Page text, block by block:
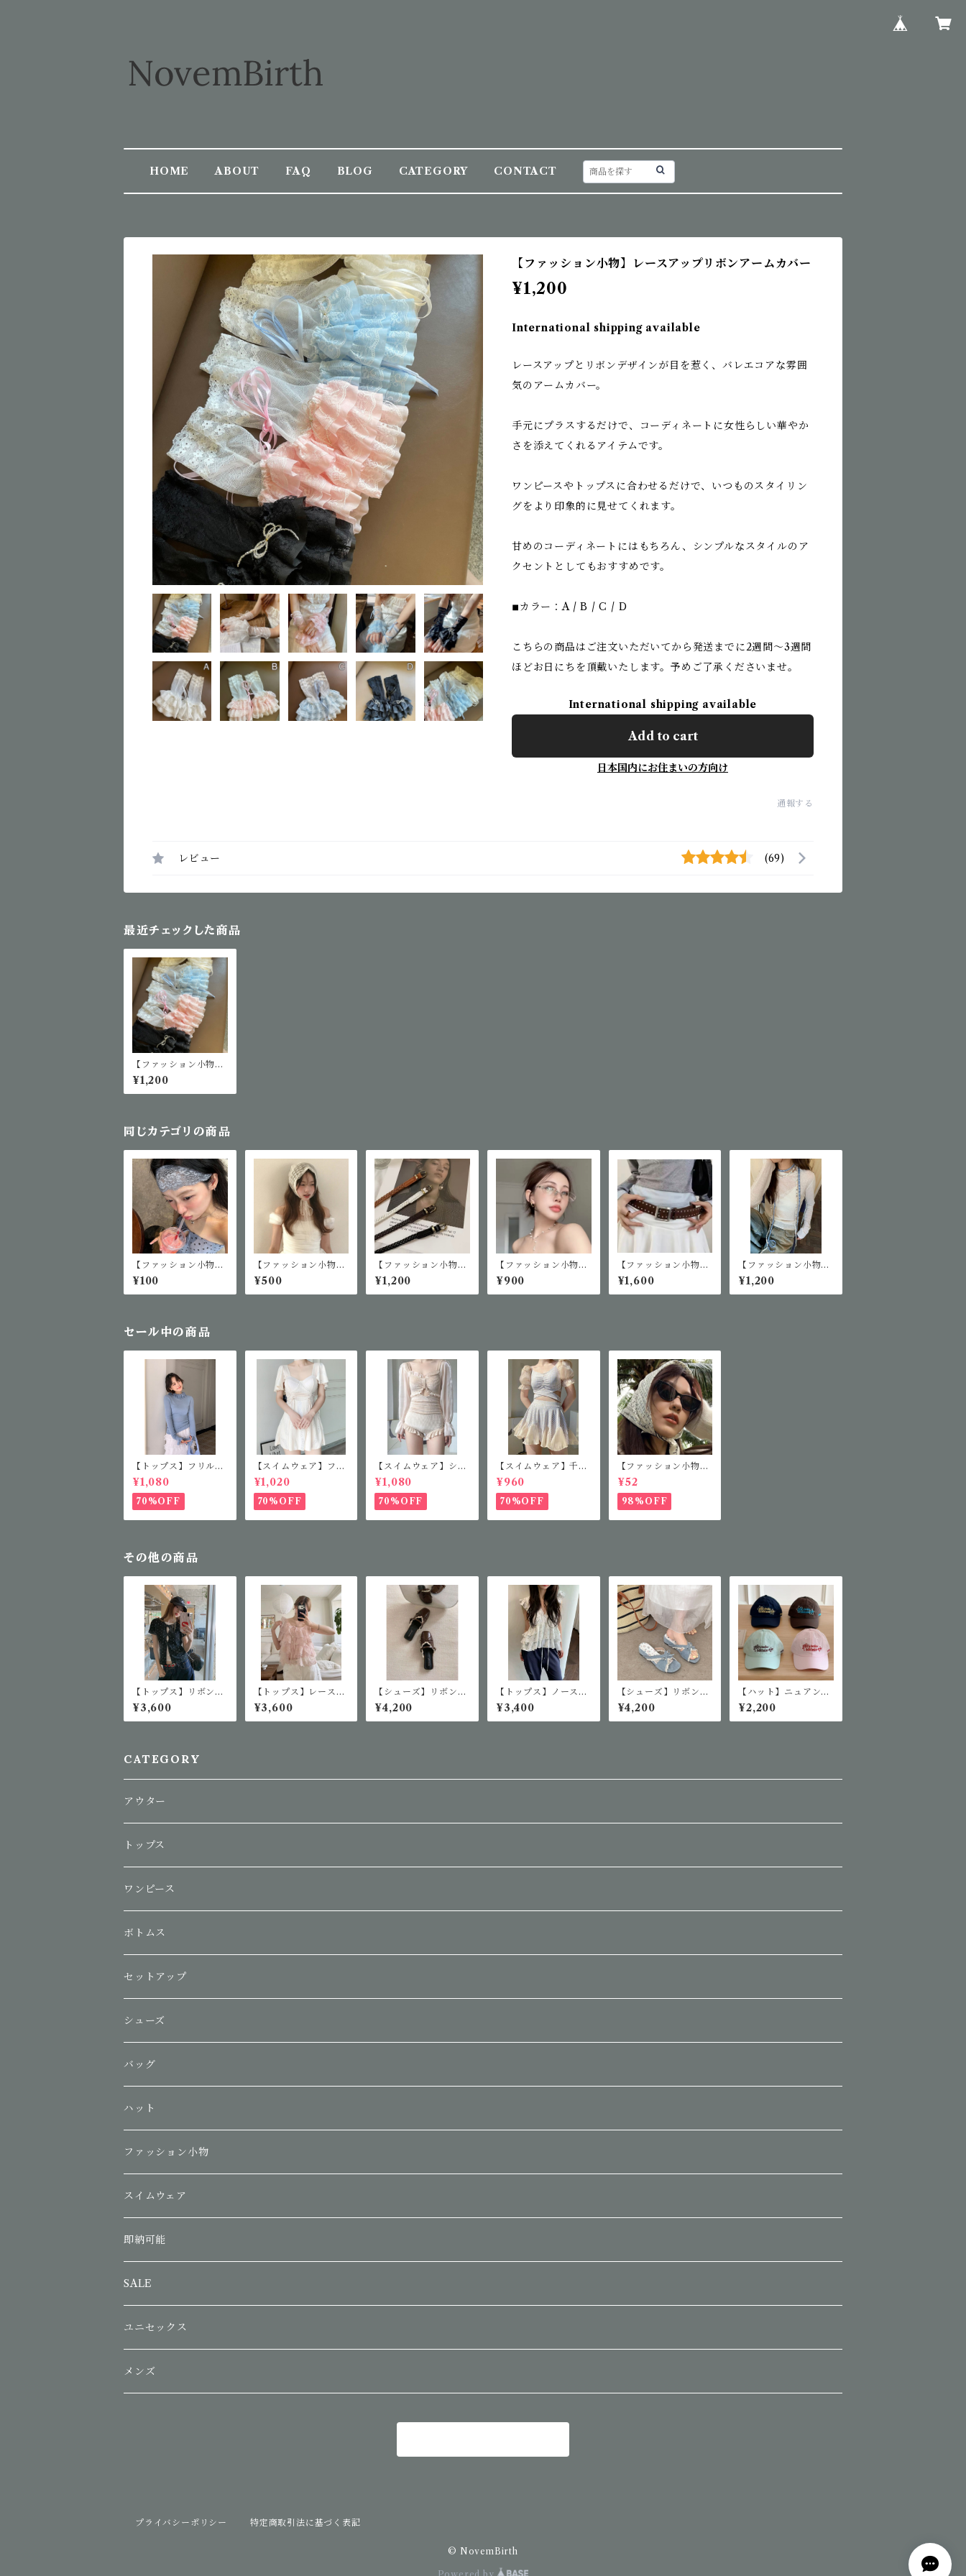
HOME ABOUT FAQ BLOG CATEGORY CONTACT
【ファッション小物】レースアップリボンアームカバー
¥1,200
International shipping available
レースアップとリボンデザインが目を惹く、バレエコアな雰囲
気のアームカバー。
手元にプラスするだけで、コーディネートに女性らしい華やか
さを添えてくれるアイテムです。
ワンピースやトップスに合わせるだけで、いつものスタイリン
グをより印象的に見せてくれます。
甘めのコーディネートにはもちろん、シンプルなスタイルのア
クセントとしてもおすすめです。
◾︎カラー：A / B / C / D
こちらの商品はご注文いただいてから発送までに2週間〜3週間
ほどお日にちを頂戴いたします。予めご了承くださいませ。
International shipping available
Add to cart
日本国内にお住まいの方向け
通報する
レビュー (69)
最近チェックした商品
【ファッション小物】
レースアップリボンア
ームカバー
¥1,200
同じカテゴリの商品
【ファッション小物】
レースヘアバンド
¥100
【ファッション小物】
花柄レーススカーフ
¥500
【ファッション小物】
メッシュベルト
¥1,200
【ファッション小物】
クリアサングラス
¥900
【ファッション小物】
スタッズベルト
¥1,600
【ファッション小物】
コードネックレス
¥1,200
セール中の商品
【トップス】フリルカ
ラーニット
¥1,080
70%OFF
【スイムウェア】フレ
アミニワンピース
¥1,020
70%OFF
【スイムウェア】シア
ースリーブフリルワン
ピース
¥1,080
70%OFF
【スイムウェア】千鳥
柄セパレート水着
¥960
70%OFF
【ファッション小物】
ファッションサングラ
ス
¥52
98%OFF
その他の商品
【トップス】リボンド
ット柄トップス
¥3,600
【トップス】レースフ
リル半袖ブラウス
¥3,600
【シューズ】リボンレ
ースミュールサンダル
¥4,200
【トップス】ノースリ
ーブ小花柄ブラウス
¥3,400
【シューズ】リボンレ
ースデザインサンダル
¥4,200
【ハット】ニュアンス
カラーベースボールキ
ャップ
¥2,200
CATEGORY
アウター
トップス
ワンピース
ボトムス
セットアップ
シューズ
バッグ
ハット
ファッション小物
スイムウェア
即納可能
SALE
ユニセックス
メンズ
プライバシーポリシー 特定商取引法に基づく表記
© NovemBirth